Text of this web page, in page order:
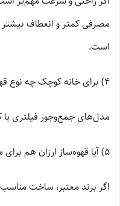
مصرفی کمتر و انعطاف
است.
4) برای خانه کوچک چه نوع قهوه‌سازی مناسب‌تر است؟
مدل‌های جمع‌وجور فیلتری
5) آیا قهوه‌ساز ارزان هم برای مصرف روزانه خوب است؟
اگر برند معتبر، ساخت